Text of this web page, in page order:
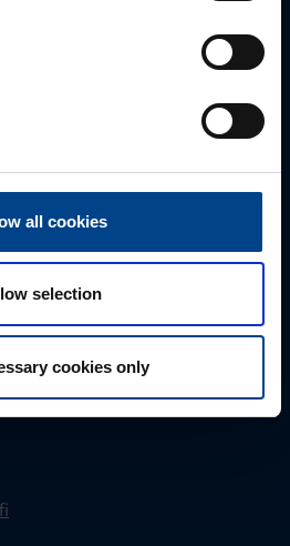
all cookies
selection
cookies only
yhtettä puhelimitse,